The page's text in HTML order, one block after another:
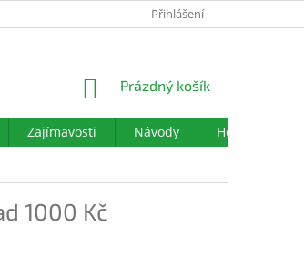
OSOBNÍCH ÚDAJŮ DOTAZNÍK
Přihlášení
NÁKUPNÍ
Prázdný košík
Zajímavosti Návody
Hodnocení
1000 Kč